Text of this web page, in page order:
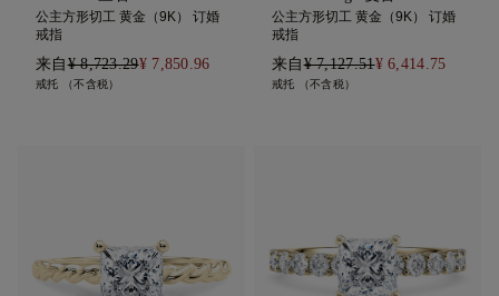
公主方形切工 黄金（9K） 订婚
戒指
来自¥ 8,723.29¥ 7,850.96
戒托 （不含税）
公主方形切工 黄金（9K） 订婚
戒指
来自¥ 7,127.51¥ 6,414.75
戒托 （不含税）